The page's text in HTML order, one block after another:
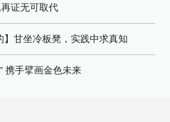
证无可取代
】甘坐冷板凳，实践中求真知
携手擘画金色未来